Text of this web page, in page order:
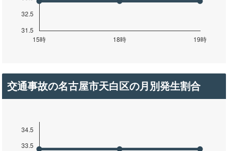
交通事故の名古屋市天白区の月別発生割合